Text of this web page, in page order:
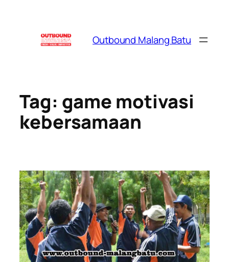
Outbound Malang Batu
Tag: game motivasi
kebersamaan